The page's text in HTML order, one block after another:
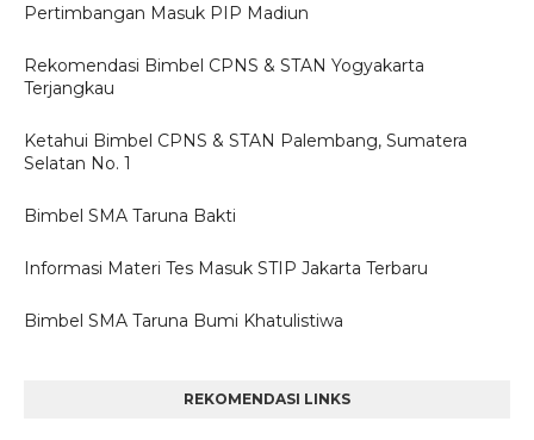
Pertimbangan Masuk PIP Madiun
Rekomendasi Bimbel CPNS & STAN Yogyakarta
Terjangkau
Ketahui Bimbel CPNS & STAN Palembang, Sumatera
Selatan No. 1
Bimbel SMA Taruna Bakti
Informasi Materi Tes Masuk STIP Jakarta Terbaru
Bimbel SMA Taruna Bumi Khatulistiwa
REKOMENDASI LINKS